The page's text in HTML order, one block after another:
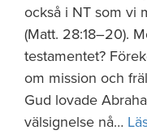
också i NT som vi
(Matt. 28:18–20).
testamentet?
om mission och
Gud lovade
välsignelse nå…